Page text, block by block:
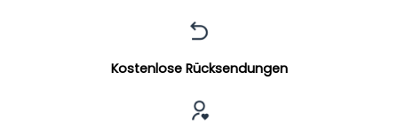
Kostenlose Rücksendungen